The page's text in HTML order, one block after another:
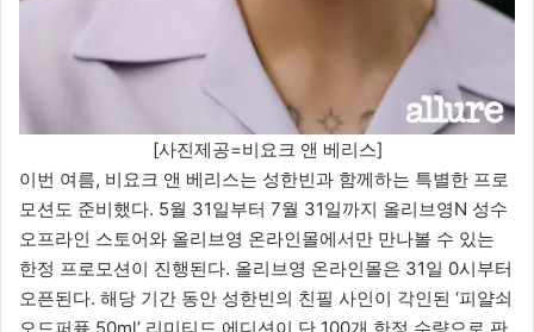
[사진제공=비요크 앤 베리스]
이번 여름, 비요크 앤 베리스는 성한빈과 함께하는 특별한 프로
모션도 준비했다. 5월 31일부터 7월 31일까지 올리브영N 성수
오프라인 스토어와 올리브영 온라인몰에서만 만나볼 수 있는
한정 프로모션이 진행된다. 올리브영 온라인몰은 31일 0시부터
오픈된다. 해당 기간 동안 성한빈의 친필 사인이 각인된 ‘피얄쇠